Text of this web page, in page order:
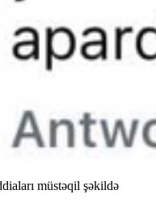
müstəqil şəkildə